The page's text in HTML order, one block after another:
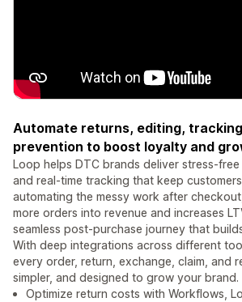
Automate returns, editing,
prevention to boost loyalty and
Loop helps DTC brands deliver stress-
and real-time tracking that keep
automating the messy work after
more orders into revenue and increases
seamless post-purchase journey that
With deep integrations across different
every order, return, exchange, claim, and
simpler, and designed to grow your brand.
Optimize return costs with Workflows,